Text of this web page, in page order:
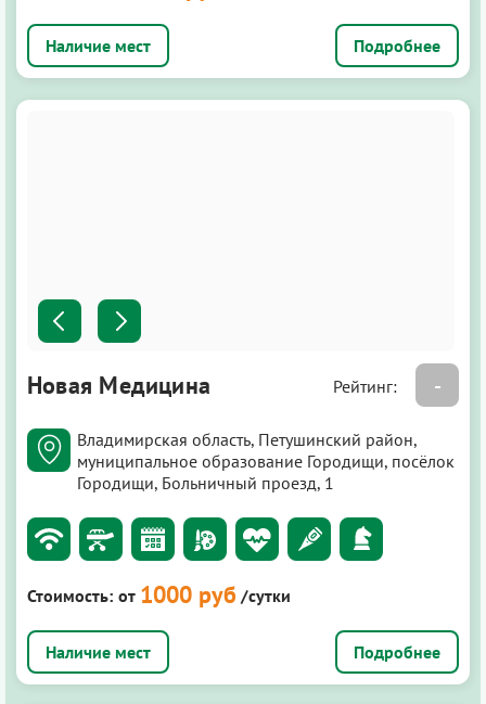
Подробнее
Новая Медицина Рейтинг: -
Владимирская область, Петушинский район,
муниципальное образование Городищи, посёлок
Городищи, Больничный проезд, 1
Стоимость: от 1000 руб /сутки
Подробнее